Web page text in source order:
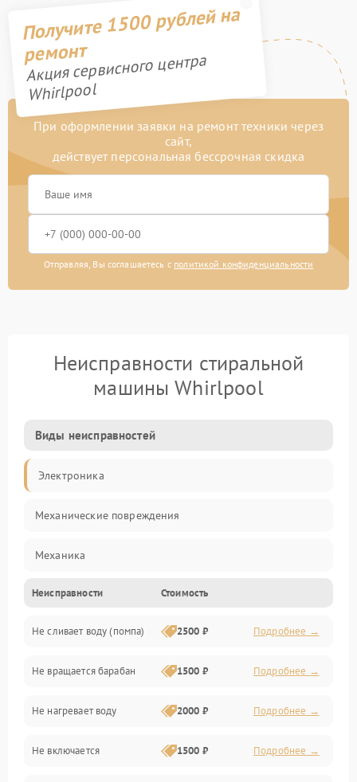
Получите 1500 рублей на
ремонт
Акция сервисного центра
Whirlpool
При оформлении заявки на ремонт техники через
сайт,
действует персональная бессрочная скидка
Отправляя, Вы соглашаетесь с политикой конфиденциальности
Неисправности стиральной
машины Whirlpool
Виды неисправностей
Электроника
Механические повреждения
Механика
Электропитание
Водоснабжение
Слив
Программное обеспечение
Неисправности Стоимость
Не сливает воду (помпа) 2500 ₽ Подробнее →
Не вращается барабан 1500 ₽ Подробнее →
Не нагревает воду 2000 ₽ Подробнее →
Не включается 1500 ₽ Подробнее →